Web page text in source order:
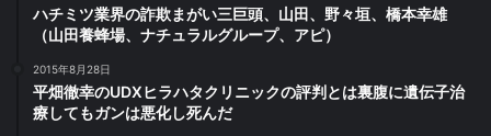
ハチミツ業界の詐欺まがい三巨頭、山田、野々垣、橋本幸雄
（山田養蜂場、ナチュラルグループ、アピ）
2015年8月28日
平畑徹幸のUDXヒラハタクリニックの評判とは裏腹に遺伝子治
療してもガンは悪化し死んだ